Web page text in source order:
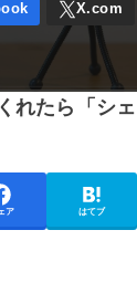
れたら「シ
ア はてブ